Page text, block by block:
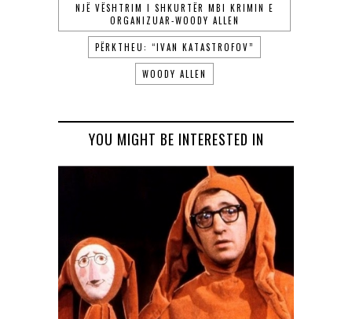
NJË VËSHTRIM I SHKURTËR MBI KRIMIN E
ORGANIZUAR-WOODY ALLEN
PËRKTHEU: “IVAN KATASTROFOV”
WOODY ALLEN
YOU MIGHT BE INTERESTED IN